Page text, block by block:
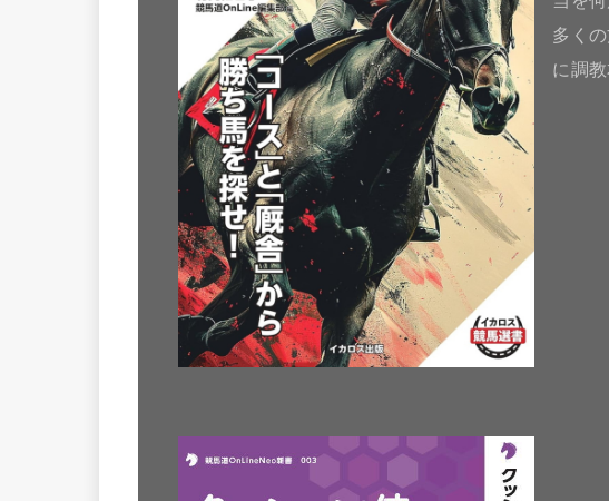
多く
に調教